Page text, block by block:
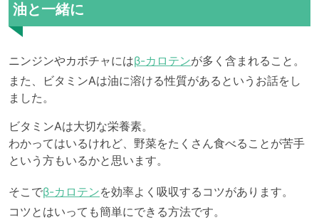
油と一緒に
ニンジンやカボチャにはβ-カロテンが多く含まれること。
また、ビタミンAは油に溶ける性質があるというお話をし
ました。
ビタミンAは大切な栄養素。
わかってはいるけれど、野菜をたくさん食べることが苦手
という方もいるかと思います。
そこでβ-カロテンを効率よく吸収するコツがあります。
コツとはいっても簡単にできる方法です。